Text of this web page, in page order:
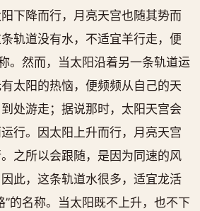
下降而行，月亮天宫也随其势而
轨道没有水，不适宜羊行走，便
。然而，当太阳沿着另一条轨道运
太阳的热恼，便频频从自己的天
处游走；据说那时，太阳天宫会
行。因太阳上升而行，月亮天宫
之所以会跟随，是因为同速的风
此，这条轨道水很多，适宜龙活
”的名称。当太阳既不上升，也不下